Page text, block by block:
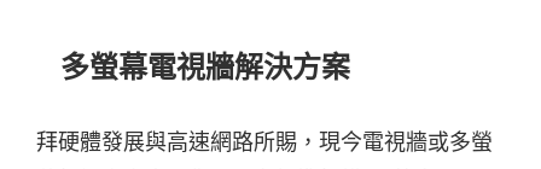
多螢幕電視牆解決方案
拜硬體發展與高速網路所賜，現今電視牆或多螢